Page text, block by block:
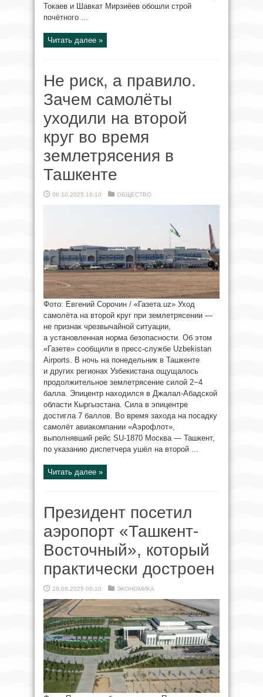
Токаев и Шавкат Мирзиёев обошли строй
почётного ...
Читать далее »
Не риск, а правило.
Зачем самолёты
уходили на второй
круг во время
землетрясения в
Ташкенте
06.10.2025 16:10 ОБЩЕСТВО
Фото: Евгений Сорочин / «Газета.uz» Уход
самолёта на второй круг при землетрясении —
не признак чрезвычайной ситуации,
а установленная норма безопасности. Об этом
«Газете» сообщили в пресс-службе Uzbekistan
Airports. В ночь на понедельник в Ташкенте
и других регионах Узбекистана ощущалось
продолжительное землетрясение силой 2−4
балла. Эпицентр находился в Джалал-Абадской
области Кыргызстана. Сила в эпицентре
достигла 7 баллов. Во время захода на посадку
самолёт авиакомпании «Аэрофлот»,
выполнявший рейс SU-1870 Москва — Ташкент,
по указанию диспетчера ушёл на второй ...
Читать далее »
Президент посетил
аэропорт «Ташкент-
Восточный», который
практически достроен
28.08.2025 06:10 ЭКОНОМИКА